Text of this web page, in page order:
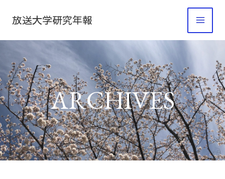
ッ
プ
放送大学研究年報
ARCHIVES